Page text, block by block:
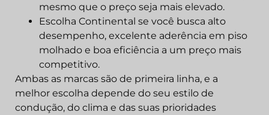
mesmo que o preço seja mais elevado.
Escolha Continental se você busca alto
desempenho, excelente aderência em piso
molhado e boa eficiência a um preço mais
competitivo.
Ambas as marcas são de primeira linha, e a
melhor escolha depende do seu estilo de
condução, do clima e das suas prioridades